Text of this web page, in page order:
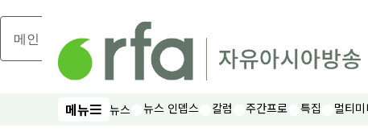
메인 콘텐츠로 건너뛰기
메뉴
메뉴 뉴스 뉴스 인뎁스 칼럼 주간프로 특집 멀티